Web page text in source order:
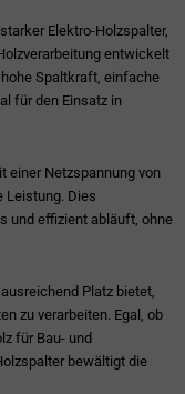
Elektro-Holzspalter,
entwickelt
Spaltkraft, einfache
für den Einsatz in
einer Netzspannung von
Leistung. Dies
und effizient abläuft, ohne
Platz bietet,
zu verarbeiten. Egal, ob
für Bau- und
bewältigt die